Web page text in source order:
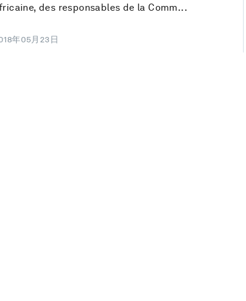
des responsables de la Comm...
年05月23日